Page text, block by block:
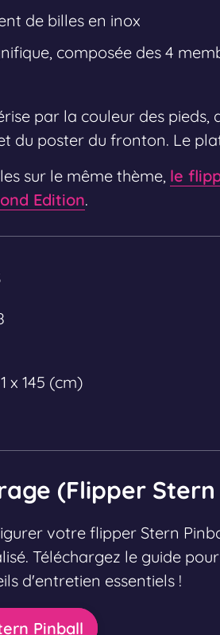
de billes en inox
composée des 4
par la couleur des
du poster du fronton. Le
sur le même thème, le
Edition.
x 145 (cm)
(Flipper
votre flipper Stern
Téléchargez le guide
d'entretien essentiels !
Pinball